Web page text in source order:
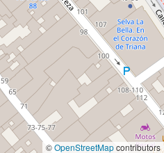
©OpenStreetMapcontributors